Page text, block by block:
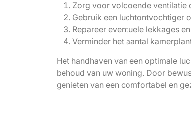
Zorg voor voldoende ventilatie
Gebruik een luchtontvochtiger
Repareer eventuele lekkages
Verminder het aantal
Het handhaven van een optimale
behoud van uw woning. Door
genieten van een comfortabel en